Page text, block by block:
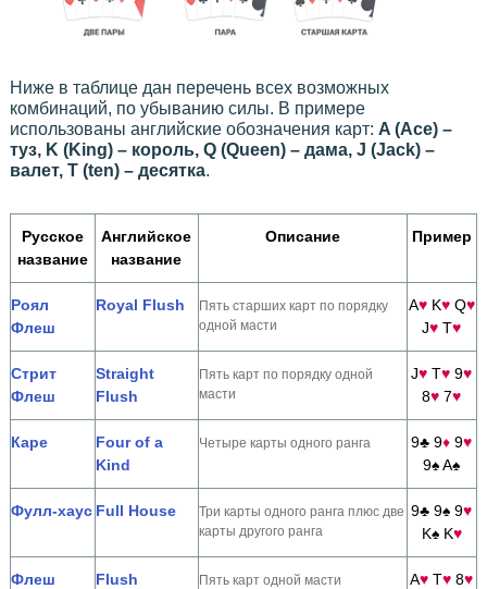
Ниже в таблице дан перечень всех возможных
комбинаций, по убыванию силы. В примере
использованы английские обозначения карт: A (Ace) –
туз, K (King) – король, Q (Queen) – дама, J (Jack) –
валет, T (ten) – десятка.
Русское
название
Английское
название
Описание Пример
Роял
Флеш
Royal Flush
Пять старших карт по порядку
одной масти
A♥K♥Q♥
J♥ T♥
Стрит
Флеш
Straight
Flush
Пять карт по порядку одной
масти
J♥ T♥ 9♥
8♥ 7♥
Каре
Four of a
Kind
Четыре карты одного ранга 9♣ 9♦ 9♥
9♠ A♠
Фулл-хаус Full House
Три карты одного ранга плюс две
карты другого ранга
9♣ 9♠ 9♥
K♠ K♥
Флеш Flush Пять карт одной масти A♥ T♥ 8♥